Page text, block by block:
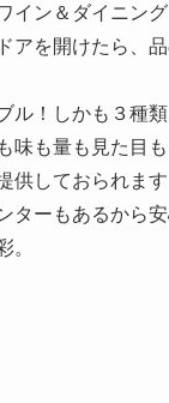
イン＆ダイニン
アを開けたら、
ル！しかも３種
味も量も見た目
しておられます
ーもあるから安
。